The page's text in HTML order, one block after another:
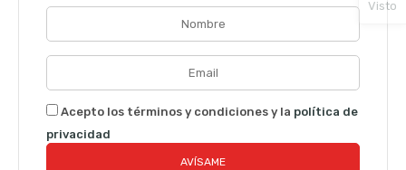
Acepto los términos y condiciones y la política de
privacidad
Visto